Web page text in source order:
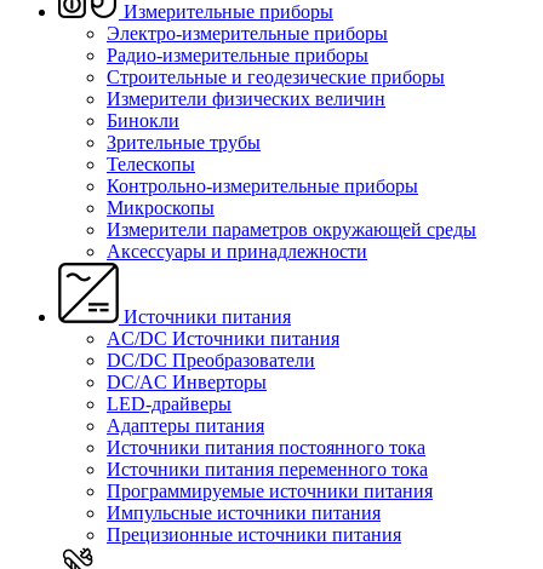
Измерительные приборы
Электро-измерительные приборы
Радио-измерительные приборы
Строительные и геодезические приборы
Измерители физических величин
Бинокли
Зрительные трубы
Телескопы
Контрольно-измерительные приборы
Микроскопы
Измерители параметров окружающей среды
Аксессуары и принадлежности
Источники питания
AC/DC Источники питания
DC/DC Преобразователи
DC/AC Инверторы
LED-драйверы
Адаптеры питания
Источники питания постоянного тока
Источники питания переменного тока
Программируемые источники питания
Импульсные источники питания
Прецизионные источники питания